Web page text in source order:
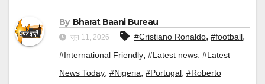
By Bharat Baani Bureau
जून 11, 2026 #Cristiano Ronaldo, #football,
#International Friendly, #Latest news, #Latest
News Today, #Nigeria, #Portugal, #Roberto